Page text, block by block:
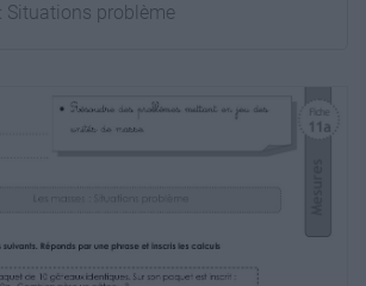
Situations problème
problèmes mettant en jeu des